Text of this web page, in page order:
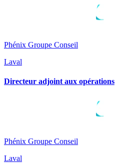
Phénix Groupe Conseil
Laval
Directeur adjoint aux opérations
Phénix Groupe Conseil
Laval